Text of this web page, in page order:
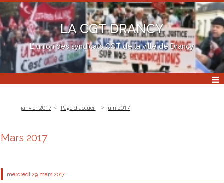
LA CGT DRANCY
L' union des syndicats CGT de la ville de Drancy
janvier 2017 Page d'accueil juin 2017
Mars 2017
mercredi 29 mars 2017